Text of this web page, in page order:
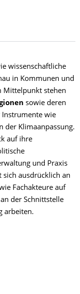
wissenschaftliche
in Kommunen und
Mittelpunkt stehen
sowie deren
Instrumente wie
der Klimaanpassung.
auf ihre
und Praxis
sich ausdrücklich an
Fachakteure auf
der Schnittstelle
arbeiten.